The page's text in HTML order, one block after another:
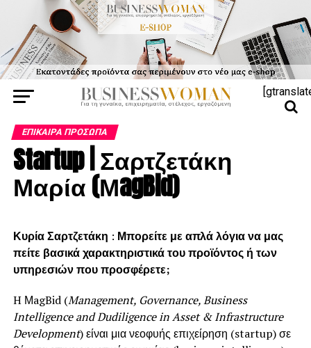
ΕΠΊΚΑΙΡΑ ΠΡΌΣΩΠΑ
Startup | Σαρτζετάκη
Μαρία (ΜagBid)
Κυρία Σαρτζετάκη : Μπορείτε με απλά λόγια να μας
πείτε βασικά χαρακτηριστικά του προϊόντος ή των
υπηρεσιών που προσφέρετε;
H ΜagBid (Management, Governance,Business
Intelligence andDudiligenceinAsset&Infrastructure
Development) είναι μια νεοφυής επιχείρηση (startup) σε